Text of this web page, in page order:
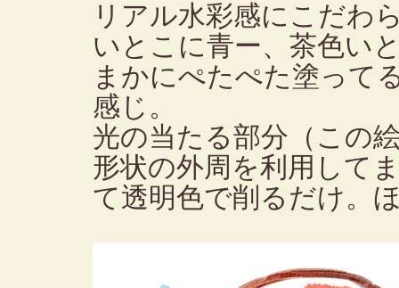
リアル水彩感にこだわ
いとこに青ー、茶色い
まかにぺたぺた塗って
感じ。
光の当たる部分（この
形状の外周を利用して
て透明色で削るだけ。